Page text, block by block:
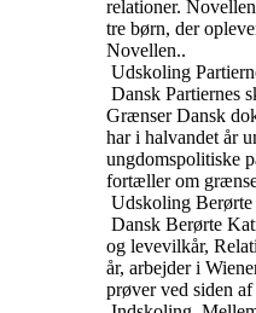
relationer.
tre børn, der
Novellen..
Udskoling
Dansk Partiernes
Grænser Dansk
har i halvandet år
ungdomspolitiske
fortæller om
Udskoling
Dansk Berørte
og levevilkår,
år, arbejder i
prøver ved siden